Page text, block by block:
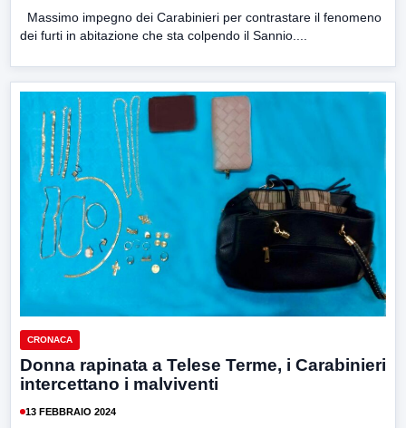
Massimo impegno dei Carabinieri per contrastare il fenomeno
dei furti in abitazione che sta colpendo il Sannio....
CRONACA
Donna rapinata a Telese Terme, i Carabinieri
intercettano i malviventi
13 FEBBRAIO 2024